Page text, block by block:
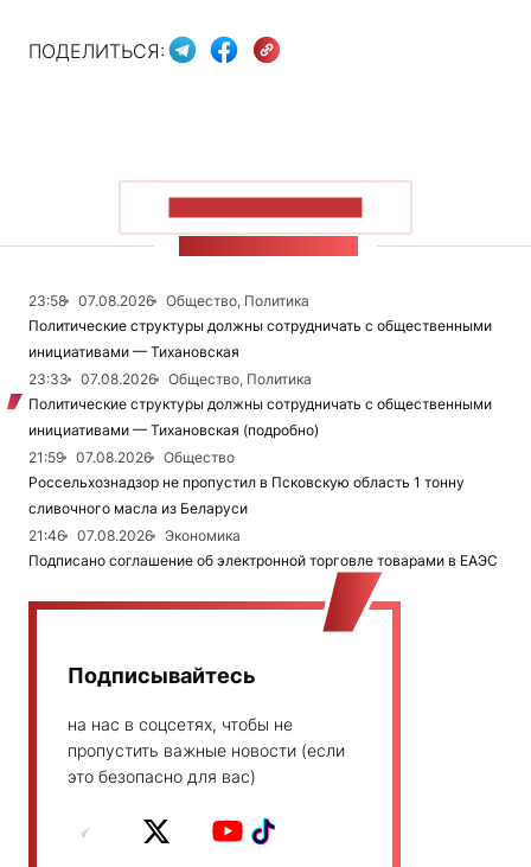
ПОДЕЛИТЬСЯ:
23:58 07.08.2026
Общество, Политика
Политические структуры должны сотрудничать с общественными
инициативами — Тихановская
23:33
07.08.2026
Общество, Политика
Политические структуры должны сотрудничать с общественными
инициативами — Тихановская (подробно)
21:59
07.08.2026
Общество
Россельхознадзор не пропустил в Псковскую область 1 тонну
сливочного масла из Беларуси
21:46
07.08.2026
Экономика
Подписано соглашение об электронной торговле товарами в ЕАЭС
Подписывайтесь
на нас в соцсетях, чтобы не
пропустить важные новости (если
это безопасно для вас)